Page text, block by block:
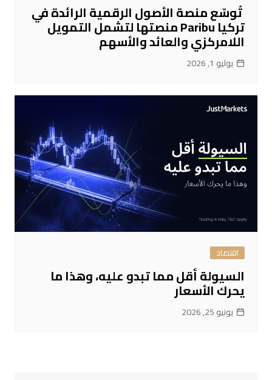
تُوسّع منصة الأصول الرقمية الرائدة في
تركيا Paribu منصتها لتشمل التمويل
اللامركزي والعائد والأسهم
يوليو 1, 2026
اقتصاد
السيولة أقل مما تبدو عليه، وهذا ما
يحرك الأسعار
يونيو 25, 2026